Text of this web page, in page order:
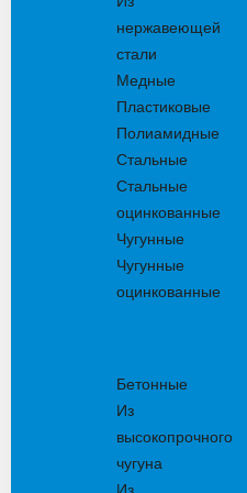
нержавеющей
стали
Медные
Пластиковые
Полиамидные
Стальные
Стальные
оцинкованные
Чугунные
Чугунные
оцинкованные
Бетонные
Из
высокопрочного
чугуна